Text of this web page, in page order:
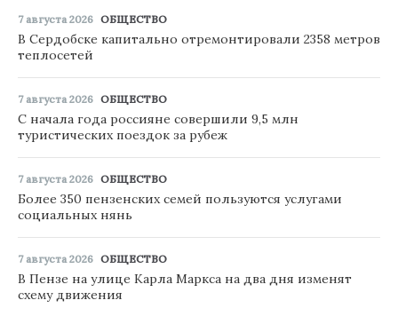
7 августа 2026 ОБЩЕСТВО
В Сердобске капитально отремонтировали 2358 метров
теплосетей
7 августа 2026 ОБЩЕСТВО
С начала года россияне совершили 9,5 млн
туристических поездок за рубеж
7 августа 2026 ОБЩЕСТВО
Более 350 пензенских семей пользуются услугами
социальных нянь
7 августа 2026 ОБЩЕСТВО
В Пензе на улице Карла Маркса на два дня изменят
схему движения